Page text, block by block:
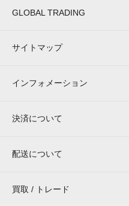
GLOBAL TRADING
サイトマップ
インフォメーション
決済について
配送について
買取 / トレード